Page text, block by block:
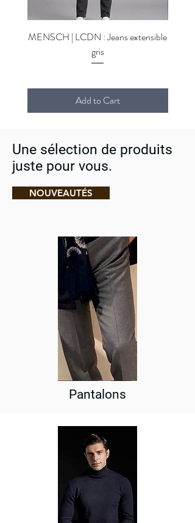
MENSCH | LCDN : Jeans extensible
gris
Add to Cart
Une sélection de produits
juste pour vous.
NOUVEAUTÉS
Pantalons